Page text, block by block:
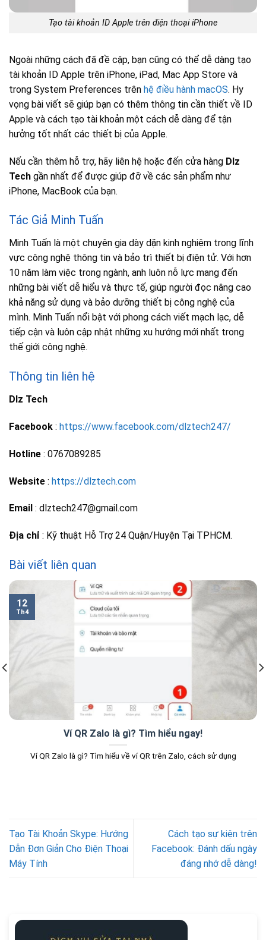
Tạo tài khoản ID Apple trên điện thoại iPhone
Ngoài những cách đã đề cập, bạn cũng có thể dễ dàng tạo
tài khoản ID Apple trên iPhone, iPad, Mac App Store và
trong System Preferences trên hệ điều hành macOS. Hy
vọng bài viết sẽ giúp bạn có thêm thông tin cần thiết về ID
Apple và cách tạo tài khoản một cách dễ dàng để tận
hưởng tốt nhất các thiết bị của Apple.
Nếu cần thêm hỗ trợ, hãy liên hệ hoặc đến cửa hàng Dlz
Tech gần nhất để được giúp đỡ về các sản phẩm như
iPhone, MacBook của bạn.
Tác Giả Minh Tuấn
Minh Tuấn là một chuyên gia dày dặn kinh nghiệm trong lĩnh
vực công nghệ thông tin và bảo trì thiết bị điện tử. Với hơn
10 năm làm việc trong ngành, anh luôn nỗ lực mang đến
những bài viết dễ hiểu và thực tế, giúp người đọc nâng cao
khả năng sử dụng và bảo dưỡng thiết bị công nghệ của
mình. Minh Tuấn nổi bật với phong cách viết mạch lạc, dễ
tiếp cận và luôn cập nhật những xu hướng mới nhất trong
thế giới công nghệ.
Thông tin liên hệ
Dlz Tech
Facebook : https://www.facebook.com/dlztech247/
Hotline : 0767089285
Website : https://dlztech.com
Email : dlztech247@gmail.com
Địa chỉ : Kỹ thuật Hỗ Trợ 24 Quận/Huyện Tại TPHCM.
Bài viết liên quan
Ví QR Zalo là gì? Tìm hiểu ngay!
Ví QR Zalo là gì? Tìm hiểu về ví QR trên Zalo, cách sử dụng
12
Th4
Tạo Tài Khoản Skype: Hướng
Dẫn Đơn Giản Cho Điện Thoại
Máy Tính
Cách tạo sự kiện trên
Facebook: Đánh dấu ngày
đáng nhớ dễ dàng!